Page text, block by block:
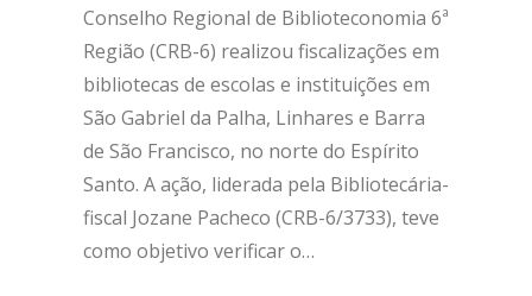
Conselho Regional de Biblioteconomia 6ª
Região (CRB-6) realizou fiscalizações em
bibliotecas de escolas e instituições em
São Gabriel da Palha, Linhares e Barra
de São Francisco, no norte do Espírito
Santo. A ação, liderada pela Bibliotecária-
fiscal Jozane Pacheco (CRB-6/3733), teve
como objetivo verificar o…